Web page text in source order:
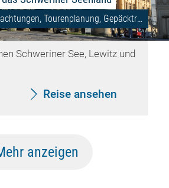
Angebot: 6 Übernachtungen, Tourenplanung, Gepäcktransfer
Schweriner See, Lewitz und
Reise ansehen
anzeigen